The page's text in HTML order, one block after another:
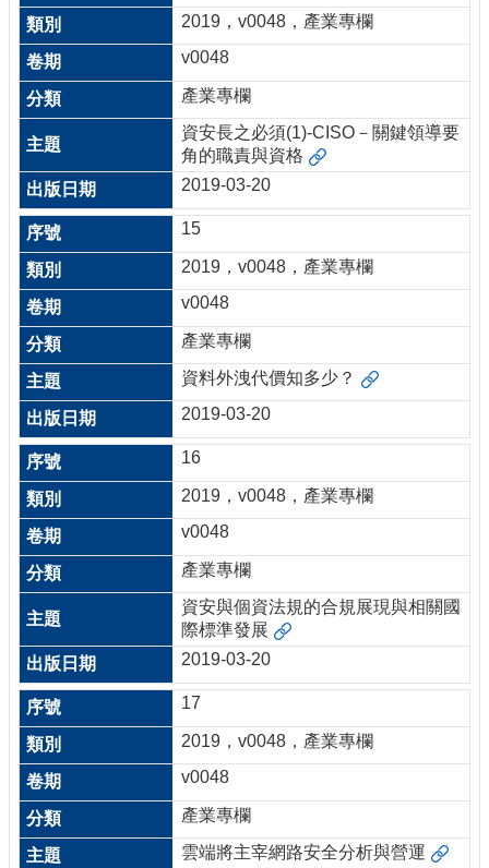
2019，v0048，產業專欄
v0048
產業專欄
資安長之必須(1)-CISO－關鍵領導要
角的職責與資格
2019-03-20
15
2019，v0048，產業專欄
v0048
產業專欄
資料外洩代價知多少？
2019-03-20
16
2019，v0048，產業專欄
v0048
產業專欄
資安與個資法規的合規展現與相關國
際標準發展
2019-03-20
17
2019，v0048，產業專欄
v0048
產業專欄
雲端將主宰網路安全分析與營運